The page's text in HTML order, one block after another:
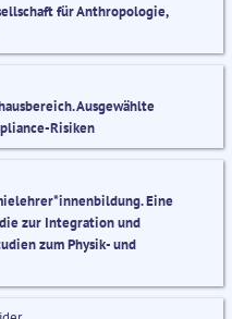
für Anthropologie,
Ausgewählte
Risiken
Eine
zur Integration und
zum Physik- und